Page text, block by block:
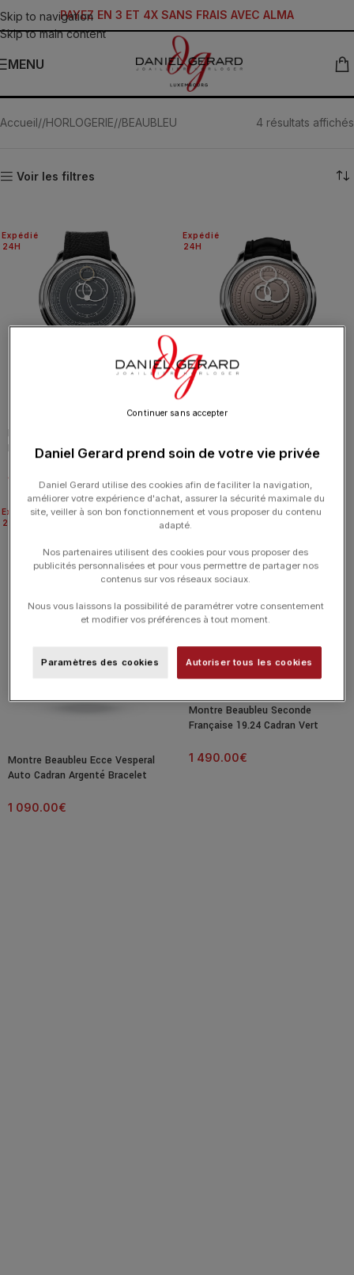
Skip to navigation
Skip to main content
PAYEZ EN 3 ET 4X SANS FRAIS AVEC ALMA
MENU 24H-BEAUBLEU
Accueil/ HORLOGERIE/ BEAUBLEU 4 résultats affichés
Voir les filtres
24H
Expédié
Montre Beaubleu Seconde
Française 19.24 Cadran Gris
Bracelet Cuir Noir 39MM
1 490.00€
24H
Expédié
Française 20.24 Cadran Saumon
Bracelet Cuir Noir 39MM
1 490.00€
24H
Expédié
Montre Beaubleu Ecce Vesperal
Auto Cadran Argenté Bracelet
1 090.00€
Montre Beaubleu Seconde
Française 19.24 Cadran Vert
1 490.00€
Daniel Gerard prend soin de votre vie privée
Daniel Gerard utilise des cookies afin de faciliter la navigation,
améliorer votre expérience d'achat, assurer la sécurité maximale du
site, veiller à son bon fonctionnement et vous proposer du contenu
adapté.
Nos partenaires utilisent des cookies pour vous proposer des
publicités personnalisées et pour vous permettre de partager nos
contenus sur vos réseaux sociaux.
Nous vous laissons la possibilité de paramétrer votre consentement
et modifier vos préférences à tout moment.
Paramètres des cookies Autoriser tous les cookies
Continuer sans accepter